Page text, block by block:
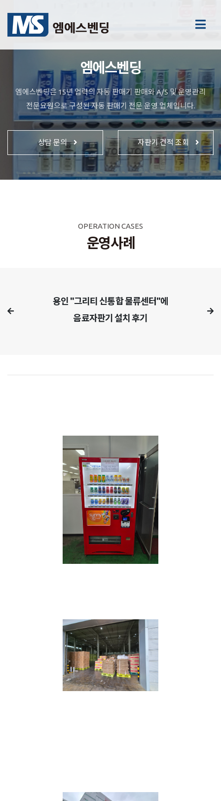
엠에스벤딩
엠에스벤딩은 15년 업력의 자동 판매기 판매와 A/S 및 운영관리
전문요원으로 구성된 자동 판매기 전문 운영 업체입니다.
상담 문의 자판기 견적 조회
OPERATION CASES
운영사례
용인 "그리티 신통합 물류센터"에
음료자판기 설치 후기